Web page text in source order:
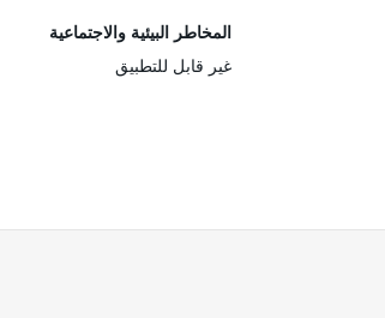
المخاطر البيئية والاجتماعية
غير قابل للتطبيق